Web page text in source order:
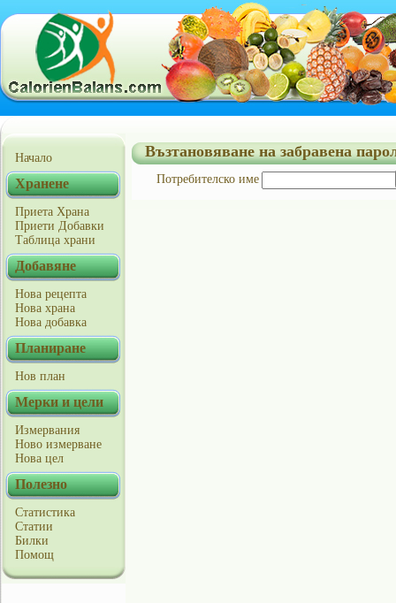
Начало
Хранене
Приета Храна
Приети Добавки
Таблица храни
Добавяне
Нова рецепта
Нова храна
Нова добавка
Планиране
Нов план
Мерки и цели
Измервания
Ново измерване
Нова цел
Полезно
Статистика
Статии
Билки
Помощ
Възтановяване на забравена
Потребителско име